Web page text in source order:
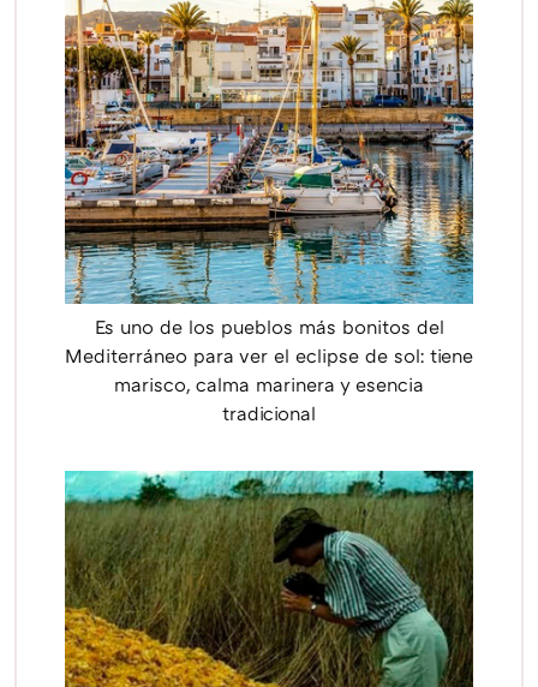
Es uno de los pueblos más bonitos del
Mediterráneo para ver el eclipse de sol: tiene
marisco, calma marinera y esencia
tradicional